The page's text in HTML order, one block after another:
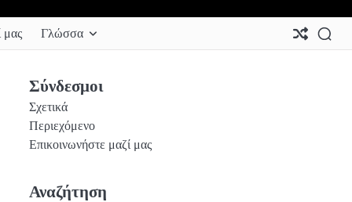
μας Γλώσσα
Σύνδεσμοι
Σχετικά
Περιεχόμενο
Επικοινωνήστε μαζί μας
Αναζήτηση